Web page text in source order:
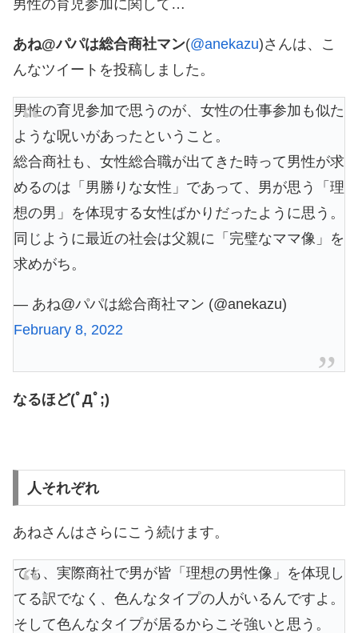
男性の育児参加に関して…
あね@パパは総合商社マン(@anekazu)さんは、こ
んなツイートを投稿しました。
男性の育児参加で思うのが、女性の仕事参加も似た
ような呪いがあったということ。
総合商社も、女性総合職が出てきた時って男性が求
めるのは「男勝りな女性」であって、男が思う「理
想の男」を体現する女性ばかりだったように思う。
同じように最近の社会は父親に「完璧なママ像」を
求めがち。
— あね@パパは総合商社マン (@anekazu)
February 8, 2022
なるほど(ﾟДﾟ;)
人それぞれ
あねさんはさらにこう続けます。
でも、実際商社で男が皆「理想の男性像」を体現し
てる訳でなく、色んなタイプの人がいるんですよ。
そして色んなタイプが居るからこそ強いと思う。